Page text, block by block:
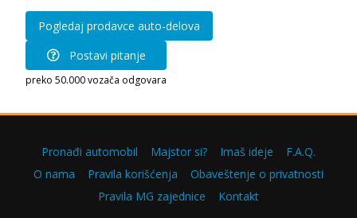
Pogledaj prodavce auto-delova
Postavi pitanje
preko 50.000 vozača odgovara
Pronađi automobil Majstor si? Imaš ideje
F.A.Q.
O nama
Pravila korišćenja
Obaveštenje o privatnosti
Pravila MG zajednice
Kontakt